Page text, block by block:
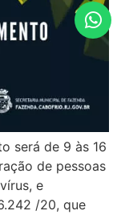
será de 9 às 16
de pessoas
e
/20, que